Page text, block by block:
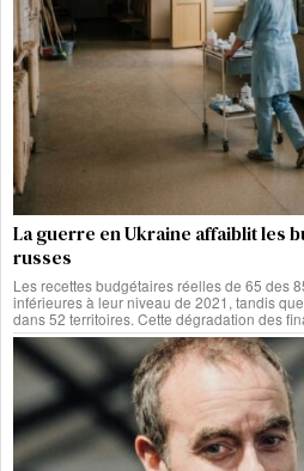
La guerre en Ukraine affaiblit les
russes
Les recettes budgétaires réelles de 65 des
inférieures à leur niveau de 2021, tandis
dans 52 territoires. Cette dégradation des